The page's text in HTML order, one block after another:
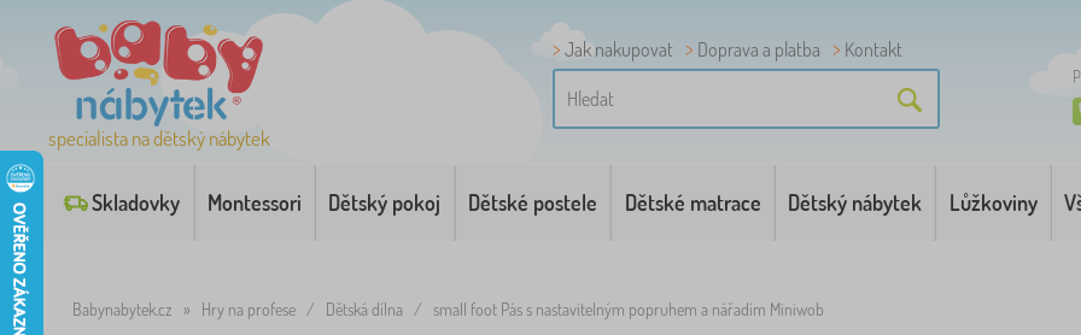
specialista na dětský nábytek
Jak nakupovat Doprava a platba Kontakt
Skladovky Montessori Dětský pokoj Dětské postele Dětské matrace Dětský nábytek Lůžkoviny
Babynabytek.cz » Hry na profese / Dětská dílna / small foot Pás s nastavitelným popruhem a nářadím Miniwob